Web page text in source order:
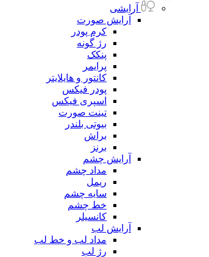
آرایشی
آرایش صورت
کرم پودر
رژ گونه
پنکک
پرایمر
کانتور و هایلایتر
پودر فیکس
اسپری فیکس
تینت صورت
بیوتی بلندر
براش
برنز
آرایش چشم
مداد چشم
ریمل
سایه چشم
خط چشم
کانسیلر
آرایش لب
مداد لب و خط لب
رژ لب